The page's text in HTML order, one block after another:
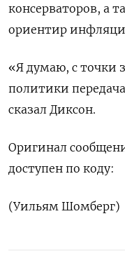
консерваторов, а
ориентир
«Я думаю, с точки
политики
сказал Диксон.
Оригинал
доступен по коду:
(Уильям Шомберг)